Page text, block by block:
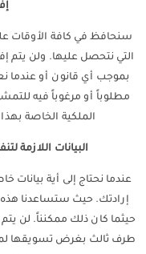
سنحافظ في كافة الأوقات
التي نتحصل عليها. ولن يتم
بموجب أي قانون أو عندما
مطلوباً أو مرغوباً فيه
الملكية الخاصة
البيانات اللازمة
عندما نحتاج إلى أية
إرادتك. حيث ستساعدنا
حيثما كان ذلك ممكنناً. لن
طرف ثالث بغرض تسويقها